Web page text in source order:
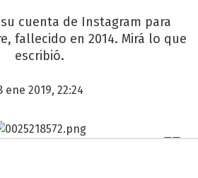
cuenta de Instagram para
fallecido en 2014. Mirá lo que
escribió.
ene 2019, 22:24